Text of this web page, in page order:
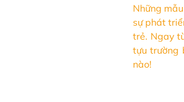
Những
sự phát
trẻ. Ngay
tựu trường
nào!